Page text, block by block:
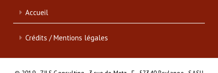
Accueil
Crédits / Mentions légales